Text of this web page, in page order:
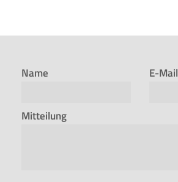
Name E-Mail
Mitteilung